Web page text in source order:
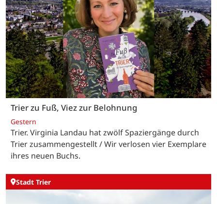
Trier zu Fuß, Viez zur Belohnung
Gestern
Trier. Virginia Landau hat zwölf Spaziergänge durch
Trier zusammengestellt / Wir verlosen vier Exemplare
ihres neuen Buchs.
Stadt Trier